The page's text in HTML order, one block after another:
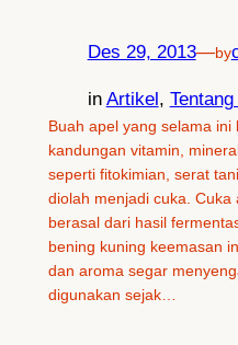
Des 29, 2013—by
in Artikel,
Buah apel yang selama
kandungan vitamin,
seperti fitokimian, serat
diolah menjadi cuka.
berasal dari hasil
bening kuning keemasan
dan aroma segar
digunakan sejak…